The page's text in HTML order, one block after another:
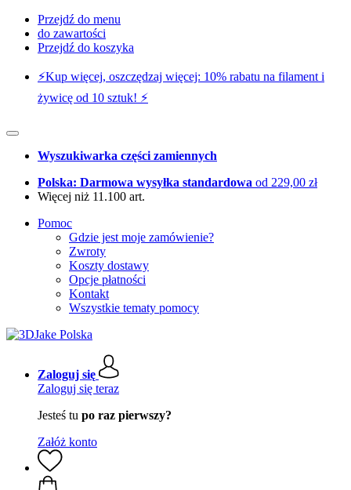
Przejdź do menu
do zawartości
Przejdź do koszyka
⚡️Kup więcej, oszczędzaj więcej: 10% rabatu na filament i
żywicę od 10 sztuk! ⚡️
Wyszukiwarka części zamiennych
Polska: Darmowa wysyłka standardowa od 229,00 zł
Więcej niż 11.100 art.
Pomoc
Gdzie jest moje zamówienie?
Zwroty
Koszty dostawy
Opcje płatności
Kontakt
Wszystkie tematy pomocy
Zaloguj się
Zaloguj się teraz
Jesteś tu po raz pierwszy?
Załóż konto